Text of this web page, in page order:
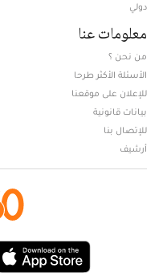
دولي
معلومات عنا
من نحن ؟
الأسئلة الأكثر طرحا
للإعلان على موقعنا
بيانات قانونية
للإتصال بنا
أرشيف